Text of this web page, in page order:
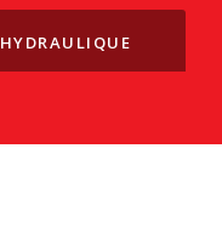
HYDRAULIQUE